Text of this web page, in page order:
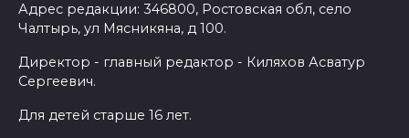
Адрес редакции: 346800, Ростовская обл, село
Чалтырь, ул Мясникяна, д 100.
Директор - главный редактор - Киляхов Асватур
Сергеевич.
Для детей старше 16 лет.